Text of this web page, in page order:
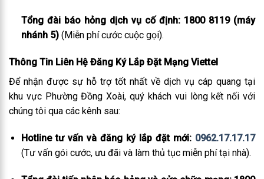
Tổng đài báo hỏng dịch vụ cố định: 1800 8119 (máy
nhánh 5)(Miễn phí cước cuộc gọi).
Thông Tin Liên Hệ Đăng Ký Lắp Đặt Mạng Viettel
Để nhận được sự hỗ trợ tốt nhất về dịch vụ cáp quang tại
khu vực Phường Đồng Xoài, quý khách vui lòng kết nối với
chúng tôi qua các kênh sau:
Hotline tư vấn và đăng ký lắp đặt mới: 0962.17.17.17
(Tư vấn gói cước, ưu đãi và làm thủ tục miễn phí tại nhà).